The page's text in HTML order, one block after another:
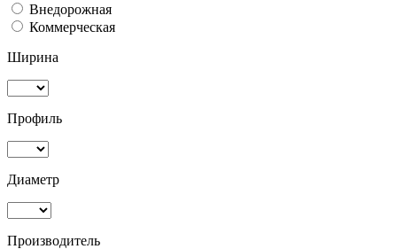
Внедорожная
Коммерческая
Ширина
Профиль
Диаметр
Производитель